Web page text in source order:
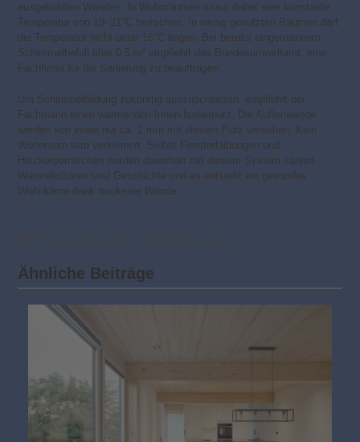
ausgekühlten Wänden. In Wohnräumen muss daher eine konstante
Temperatur von 19–21°C herrschen. In wenig genutzten Räumen darf
die Temperatur nicht unter 16°C liegen. Bei bereits eingetretenem
Schimmelbefall über 0,5 m² empfiehlt das Bundesumweltamt, eine
Fachfirma für die Sanierung zu beauftragen.
Um Schimmelbildung zukünftig auszuschließen, empfiehlt der
Fachmann einen wärmenden Innen-Isolierputz. Die Außenwände
werden von innen nur ca. 1 mm mit diesem Putz versehen. Kein
Wohnraum wird verkleinert. Selbst Fensterlaibungen und
Heizkörpernischen werden dauerhaft mit diesem System saniert.
Wärmebrücken sind Geschichte und es entsteht ein gesundes
Wohnklima dank trockener Wände.
Ähnliche Beiträge